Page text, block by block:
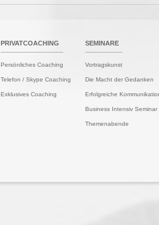
PRIVATCOACHING
Persönliches Coaching
Telefon / Skype Coaching
Exklusives Coaching
SEMINARE
Vortragskunst
Die Macht der Gedanken
Erfolgreiche
Business Intensiv Seminar
Themenabende